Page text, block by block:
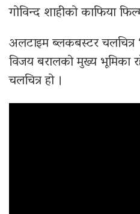
गोविन्द शाहीको काफिया
अलटाइम ब्लकबस्टर चलचित्र
विजय बरालको मुख्य भूमिका
चलचित्र हो ।